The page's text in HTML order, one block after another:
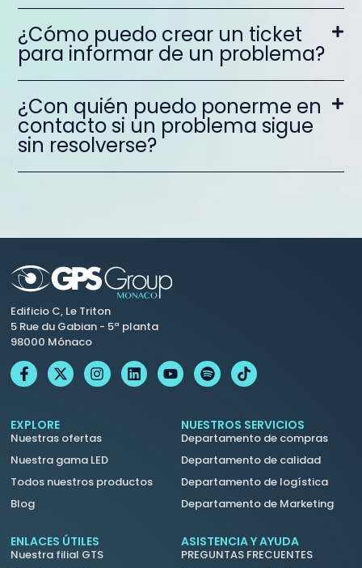
¿Cómo puedo crear un ticket
para informar de un problema?
¿Con quién puedo ponerme en
contacto si un problema sigue
sin resolverse?
Edificio C, Le Triton
5 Rue du Gabian - 5ª planta
98000 Mónaco
EXPLORE
Nuestras ofertas
Nuestra gama LED
Todos nuestros productos
Blog
NUESTROS SERVICIOS
Departamento de compras
Departamento de calidad
Departamento de logística
Departamento de Marketing
ENLACES ÚTILES
Nuestra filial GTS
ASISTENCIA Y AYUDA
PREGUNTAS FRECUENTES